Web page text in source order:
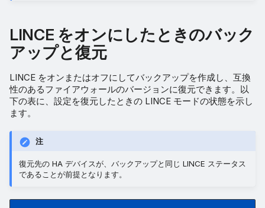
LINCE をオンにしたときのバック
アップと復元
LINCE をオンまたはオフにしてバックアップを作成し、互換
性のあるファイアウォールのバージョンに復元できます。以
下の表に、設定を復元したときの LINCE モードの状態を示し
ます。
注
復元先の HA デバイスが、バックアップと同じ LINCE ステータス
であることが前提となります。